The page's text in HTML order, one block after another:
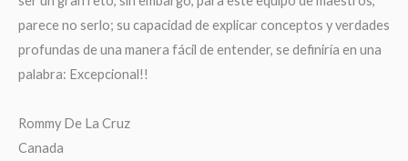
parece no serlo; su capacidad de explicar conceptos y verdades
profundas de una manera fácil de entender, se definiría en una
palabra: Excepcional!!
Rommy De La Cruz
Canada